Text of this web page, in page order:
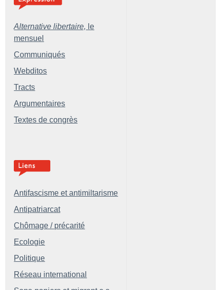
Alternative libertaire, le
mensuel
Communiqués
Webditos
Tracts
Argumentaires
Textes de congrès
Antifascisme et antimiltarisme
Antipatriarcat
Chômage / précarité
Ecologie
Politique
Réseau international